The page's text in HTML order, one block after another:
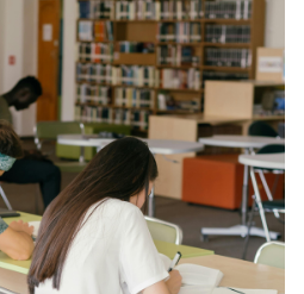
qui met à mal la
de l’enseignement
l’amplification d’un système
au superfétatoire, voire à…